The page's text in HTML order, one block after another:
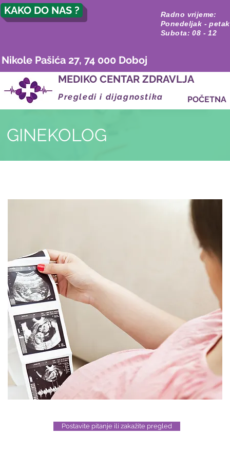
KAKO DO NAS ?
Radno vrijeme:
Ponedeljak -
Subota: 08 - 12
Nikole Pašića 27, 74 000 Doboj
MEDIKO CENTAR ZDRAVLJA
Pregledi i dijagnostika POČETNA
GINEKOLOG
Postavite pitanje ili zakažite pregled